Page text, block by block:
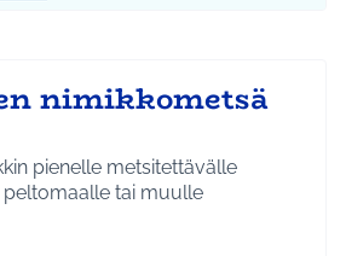
nimikkometsä
pienelle metsitettävälle
tai muulle